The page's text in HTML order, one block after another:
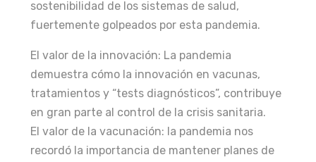
sostenibilidad de los sistemas de salud,
fuertemente golpeados por esta pandemia.
El valor de la innovación: La pandemia
demuestra cómo la innovación en vacunas,
tratamientos y “tests diagnósticos”, contribuye
en gran parte al control de la crisis sanitaria.
El valor de la vacunación: la pandemia nos
recordó la importancia de mantener planes de